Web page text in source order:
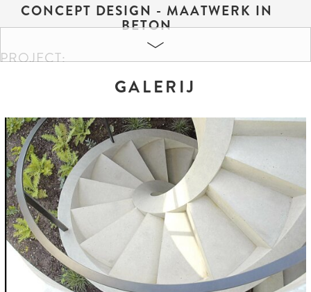
CONCEPT DESIGN - MAATWERK IN
BETON
PROJECT:
Sichtbeton Grau glatt
ARCHITECT:
Biehler Weith Associated, Building Design Projects, Konstanz
GALERIJ